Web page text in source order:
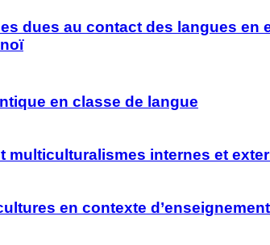
dues au contact des langues
en classe de langue
multiculturalismes internes et
en contexte